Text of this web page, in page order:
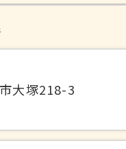
大塚218-3